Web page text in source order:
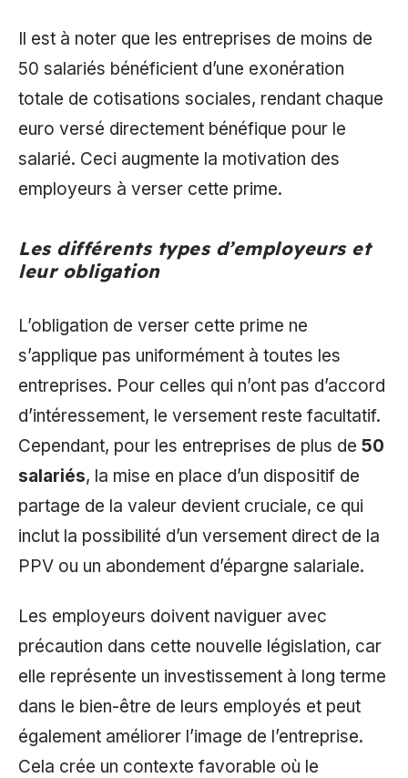
Il est à noter que les entreprises de moins de
50 salariés bénéficient d’une exonération
totale de cotisations sociales, rendant chaque
euro versé directement bénéfique pour le
salarié. Ceci augmente la motivation des
employeurs à verser cette prime.
Les différents types d’employeurs et
leur obligation
L’obligation de verser cette prime ne
s’applique pas uniformément à toutes les
entreprises. Pour celles qui n’ont pas d’accord
d’intéressement, le versement reste facultatif.
Cependant, pour les entreprises de plus de 50
salariés, la mise en place d’un dispositif de
partage de la valeur devient cruciale, ce qui
inclut la possibilité d’un versement direct de la
PPV ou un abondement d’épargne salariale.
Les employeurs doivent naviguer avec
précaution dans cette nouvelle législation, car
elle représente un investissement à long terme
dans le bien-être de leurs employés et peut
également améliorer l’image de l’entreprise.
Cela crée un contexte favorable où le